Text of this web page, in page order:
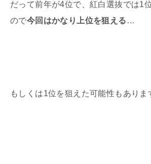
だって前年が4位で、紅白選抜では1
ので今回はかなり上位を狙える …
もしくは1位を狙えた可能性もありま